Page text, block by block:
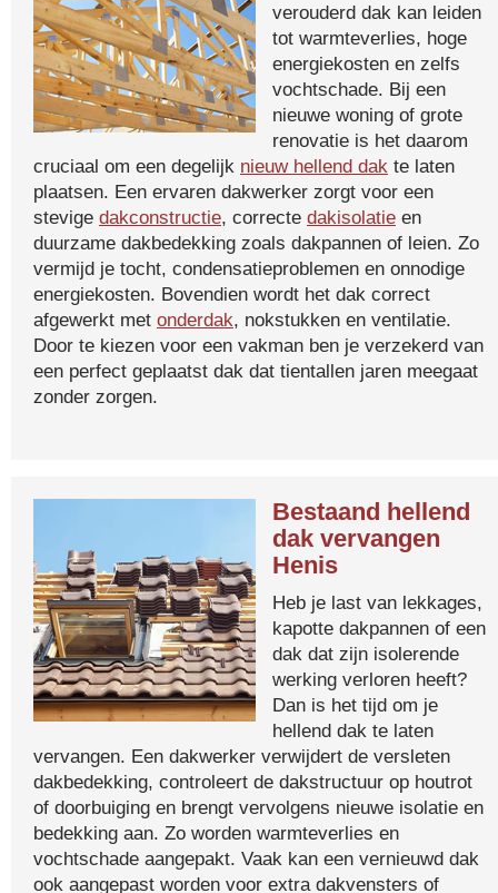
verouderd dak kan leiden
tot warmteverlies, hoge
energiekosten en zelfs
vochtschade. Bij een
nieuwe woning of grote
renovatie is het daarom
cruciaal om een degelijk nieuw hellend dak te laten
plaatsen. Een ervaren dakwerker zorgt voor een
stevige dakconstructie, correcte dakisolatie en
duurzame dakbedekking zoals dakpannen of leien. Zo
vermijd je tocht, condensatieproblemen en onnodige
energiekosten. Bovendien wordt het dak correct
afgewerkt met onderdak, nokstukken en ventilatie.
Door te kiezen voor een vakman ben je verzekerd van
een perfect geplaatst dak dat tientallen jaren meegaat
zonder zorgen.
Bestaand hellend
dak vervangen
Henis
Heb je last van lekkages,
kapotte dakpannen of een
dak dat zijn isolerende
werking verloren heeft?
Dan is het tijd om je
hellend dak te laten
vervangen. Een dakwerker verwijdert de versleten
dakbedekking, controleert de dakstructuur op houtrot
of doorbuiging en brengt vervolgens nieuwe isolatie en
bedekking aan. Zo worden warmteverlies en
vochtschade aangepakt. Vaak kan een vernieuwd dak
ook aangepast worden voor extra dakvensters of